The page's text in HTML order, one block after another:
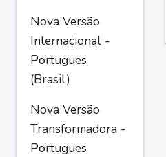
Nova Versão
Internacional -
Portugues
(Brasil)
Nova Versão
Transformadora -
Portugues